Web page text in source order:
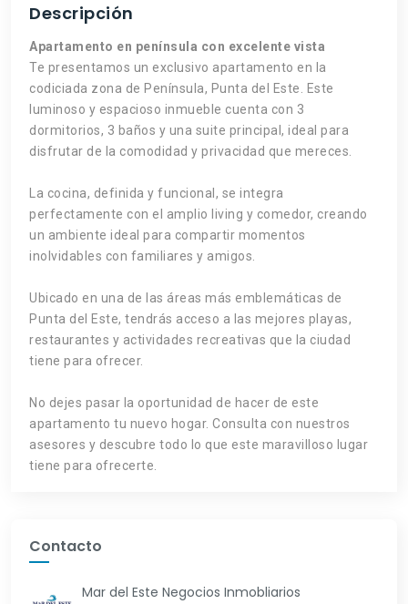
Descripción
Apartamento en península con excelente vista
Te presentamos un exclusivo apartamento en la
codiciada zona de Península, Punta del Este. Este
luminoso y espacioso inmueble cuenta con 3
dormitorios, 3 baños y una suite principal, ideal para
disfrutar de la comodidad y privacidad que mereces.
La cocina, definida y funcional, se integra
perfectamente con el amplio living y comedor, creando
un ambiente ideal para compartir momentos
inolvidables con familiares y amigos.
Ubicado en una de las áreas más emblemáticas de
Punta del Este, tendrás acceso a las mejores playas,
restaurantes y actividades recreativas que la ciudad
tiene para ofrecer.
No dejes pasar la oportunidad de hacer de este
apartamento tu nuevo hogar. Consulta con nuestros
asesores y descubre todo lo que este maravilloso lugar
tiene para ofrecerte.
Contacto
Mar del Este Negocios Inmobliarios